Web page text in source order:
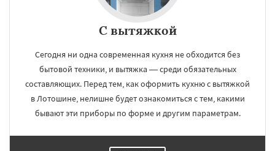
С вытяжкой
Сегодня ни одна современная кухня не обходится без
бытовой техники, и вытяжка — среди обязательных
составляющих. Перед тем, как оформить кухню с вытяжкой
в Лотошине, нелишне будет ознакомиться с тем, какими
бывают эти приборы по форме и другим параметрам.